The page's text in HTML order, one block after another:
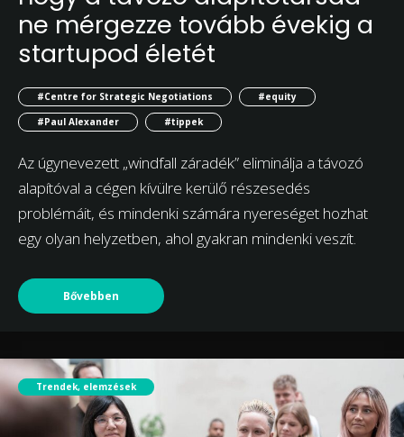
ne mérgezze tovább évekig a
startupod életét
#Centre for Strategic Negotiations
#equity
#Paul Alexander
#tippek
Az úgynevezett „windfall záradék” eliminálja a távozó
alapítóval a cégen kívülre kerülő részesedés
problémáit, és mindenki számára nyereséget hozhat
egy olyan helyzetben, ahol gyakran mindenki veszít.
Bővebben
Trendek, elemzések